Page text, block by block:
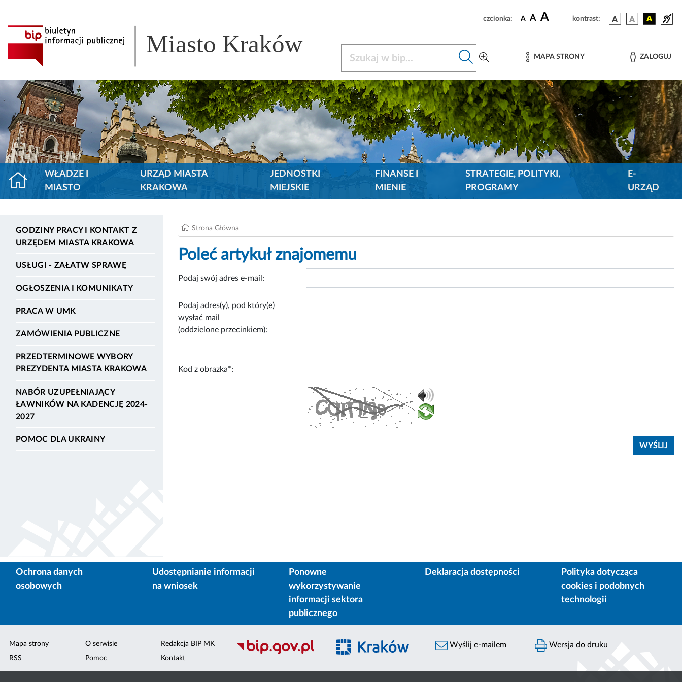
czcionka: A A A kontrast:
Miasto Kraków MAPA STRONY ZALOGUJ
WŁADZE I
MIASTO
URZĄD MIASTA
KRAKOWA
JEDNOSTKI
MIEJSKIE
FINANSE I
MIENIE
STRATEGIE, POLITYKI,
PROGRAMY
E-
URZĄD
GODZINY PRACY I KONTAKT Z
URZĘDEM MIASTA KRAKOWA
USŁUGI - ZAŁATW SPRAWĘ
OGŁOSZENIA I KOMUNIKATY
PRACA W UMK
ZAMÓWIENIA PUBLICZNE
PRZEDTERMINOWE WYBORY
PREZYDENTA MIASTA KRAKOWA
NABÓR UZUPEŁNIAJĄCY
ŁAWNIKÓW NA KADENCJĘ 2024-
2027
POMOC DLA UKRAINY
Strona Główna
Poleć artykuł znajomemu
Podaj swój adres e-mail:
Podaj adres(y), pod który(e)
wysłać mail
(oddzielone przecinkiem):
Kod z obrazka*:
Ochrona danych
osobowych
Udostępnianie informacji
na wniosek
Ponowne
wykorzystywanie
informacji sektora
publicznego
Deklaracja dostępności
Polityka dotycząca
cookies i podobnych
technologii
Mapa strony
RSS
O serwisie
Pomoc
Redakcja BIP MK
Kontakt
Wyślij e-mailem Wersja do druku